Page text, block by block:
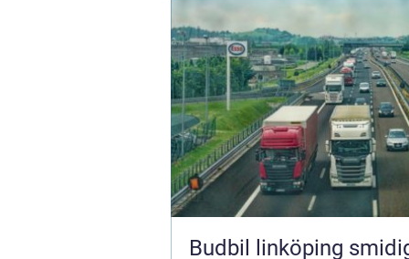
Budbil linköping smidig